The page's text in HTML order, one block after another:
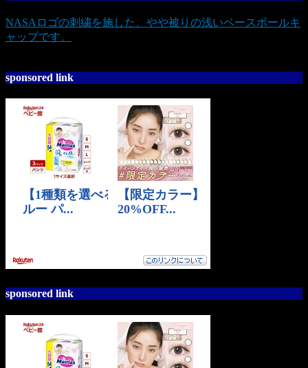
NASAロゴの刺繍を施した、やや被りの浅いベースボールキ
ャップです。
sponsored link
sponsored link